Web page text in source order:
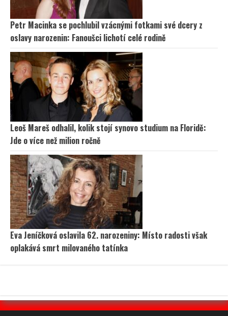
Petr Macinka se pochlubil vzácnými fotkami své dcery z
oslavy narozenin: Fanoušci lichotí celé rodině
Leoš Mareš odhalil, kolik stojí synovo studium na Floridě:
Jde o více než milion ročně
Eva Jeníčková oslavila 62. narozeniny: Místo radosti však
oplakává smrt milovaného tatínka